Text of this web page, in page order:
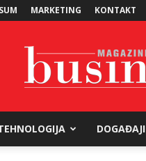
MARKETING KONTAKT
DOGAĐAJI